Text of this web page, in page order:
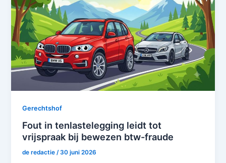
Gerechtshof
Fout in tenlastelegging leidt tot
vrijspraak bij bewezen btw-fraude
de redactie/30 juni 2026